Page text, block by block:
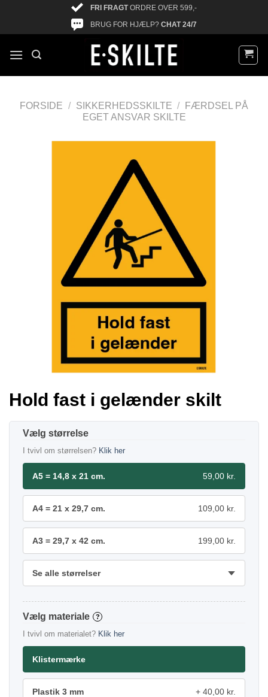
FRI FRAGTORDRE OVER 599,-
BRUG FOR HJÆLP? CHAT 24/7
FORSIDE / SIKKERHEDSSKILTE /
FÆRDSEL PÅ
EGET ANSVAR SKILTE
Hold fast i gelænder skilt
størrelse
I tvivl om størrelsen? Klik her
A5 = 14,8 x 21 cm. 59,00 kr.
A4 = 21 x 29,7 cm. 109,00 kr.
A3 = 29,7 x 42 cm. 199,00 kr.
Se alle størrelser
materiale ?
I tvivl om materialet? Klik her
Klistermærke
Plastik 3 mm 40,00 kr.